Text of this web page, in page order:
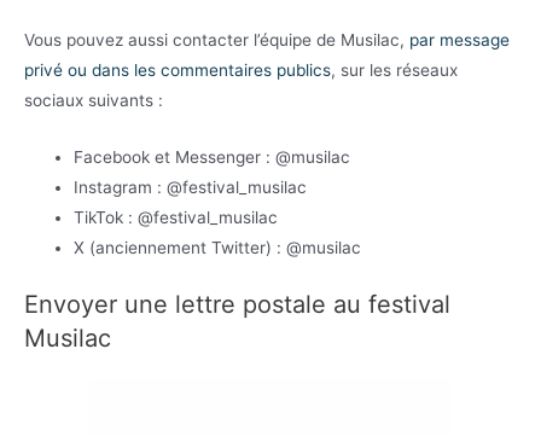
Vous pouvez aussi contacter l’équipe de Musilac, par message
privé ou dans les commentaires publics, sur les réseaux
sociaux suivants :
Facebook et Messenger : @musilac
Instagram : @festival_musilac
TikTok : @festival_musilac
X (anciennement Twitter) : @musilac
Envoyer une lettre postale au festival
Musilac